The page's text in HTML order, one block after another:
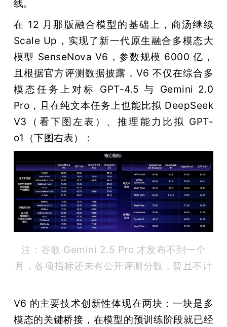
线。
在 12 月那版融合模型的基础上，商汤继续
Scale Up，实现了新一代原生融合多模态大
模型 SenseNova V6，参数规模 6000 亿，
且根据官方评测数据披露，V6 不仅在综合多
模态任务上对标 GPT-4.5 与 Gemini 2.0
Pro，且在纯文本任务上也能比拟 DeepSeek
V3（看下图左表）、推理能力比拟 GPT-
o1（下图右表）：
注：谷歌 Gemini 2.5 Pro 才发布不到一个
月，各项指标还未有公开评测分数，暂且不计
V6 的主要技术创新性体现在两块：一块是多
模态的关键桥接，在模型的预训练阶段就已经